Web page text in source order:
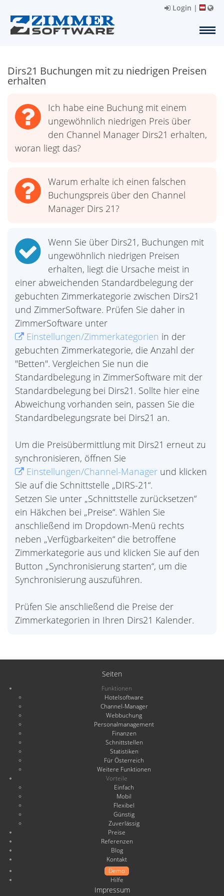
Login |
Dirs21 Buchungen mit zu niedrigen Preisen
erhalten
Ich habe eine Buchung mit einem
ungewöhnlich niedrigen Preis über
den Channel Manager Dirs21 erhalten,
woran liegt das?
Warum erhalte ich einen falschen
Buchungspreis über den Channel
Manager Dirs 21?
Wenn Sie über Dirs21, Buchungen mit
ungewöhnlich niedrigen Preisen
erhalten, liegt die Ursache meist in
einer abweichenden Standardbelegung der
gebuchten Zimmerkategorie zwischen Dirs21
und ZimmerSoftware. Prüfen Sie daher in
ZimmerSoftware unter
Einstellungen/Zimmerkategorien in der
gebuchten Zimmerkategorie, die Anzahl der
"Betten". Vergleichen Sie nun die
Standardbelegung in ZimmerSoftware mit der
Standardbelegung bei Dirs21. Sollte hier eine
Abweichung vorhanden sein, passen Sie die
Standardbelegungsrate bei Dirs21 an.
Um die Preisübermittlung mit Dirs21 erneut zu
synchronisieren, öffnen Sie
Einstellungen/Channel-Manager und klicken
Sie auf die Schnittstelle „DIRS-21“.
Setzen Sie unter „Schnittstelle zurücksetzen“
ein Häkchen bei „Preise“. Wählen Sie
anschließend im Dropdown-Menü rechts
neben „Verfügbarkeiten“ die betroffene
Zimmerkategorie aus und klicken Sie auf den
Button „Synchronisierung starten“, um die
Synchronisierung auszuführen.
Prüfen Sie anschließend die Preise der
Zimmerkategorien in Ihren Dirs21 Kalender.
Seiten
Funktionen
Hotelsoftware
Channel-Manager
Webbuchung
Personalmanagement
Finanzen
Schnittstellen
Statistiken
Für Österreich
Weitere Funktionen
Vorteile
Einfach
Mobil
Flexibel
Günstig
Zuverlässig
Preise
Referenzen
Blog
Kontakt
Demo
Hilfe
Impressum